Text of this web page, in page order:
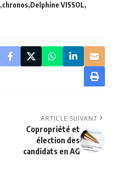
chronos Delphine VISSOL
ARTICLE SUIVANT
Copropriété et
élection des
candidats en AG